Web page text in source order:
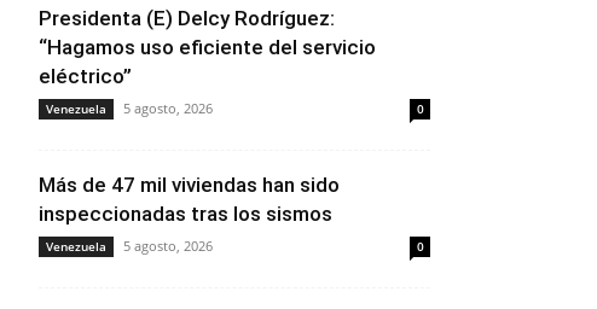
Presidenta (E) Delcy Rodríguez:
“Hagamos uso eficiente del servicio
eléctrico”
Venezuela 5 agosto, 2026 0
Más de 47 mil viviendas han sido
inspeccionadas tras los sismos
Venezuela 5 agosto, 2026 0